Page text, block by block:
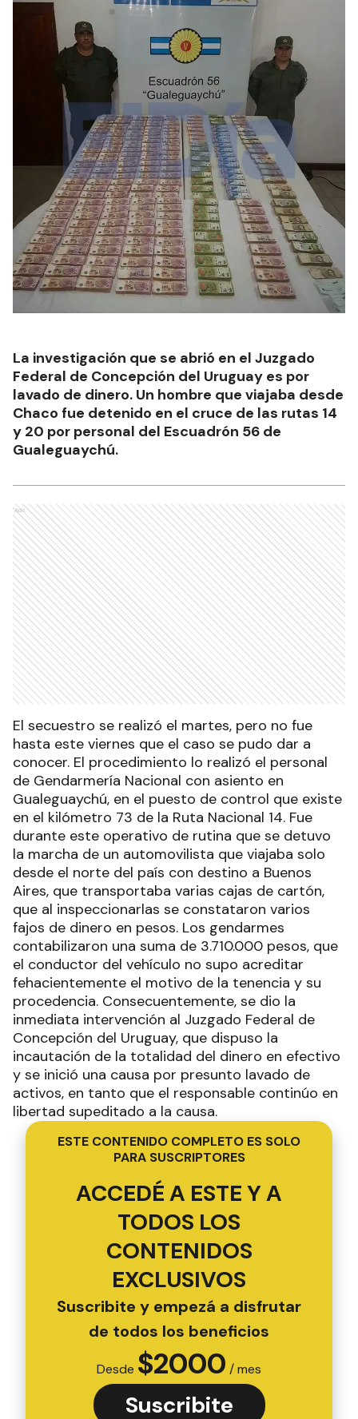
La investigación que se abrió en el Juzgado
Federal de Concepción del Uruguay es por
lavado de dinero. Un hombre que viajaba desde
Chaco fue detenido en el cruce de las rutas 14
y 20 por personal del Escuadrón 56 de
Gualeguaychú.
Ads
El secuestro se realizó el martes, pero no fue
hasta este viernes que el caso se pudo dar a
conocer. El procedimiento lo realizó el personal
de Gendarmería Nacional con asiento en
Gualeguaychú, en el puesto de control que existe
en el kilómetro 73 de la Ruta Nacional 14. Fue
durante este operativo de rutina que se detuvo
la marcha de un automovilista que viajaba solo
desde el norte del país con destino a Buenos
Aires, que transportaba varias cajas de cartón,
que al inspeccionarlas se constataron varios
fajos de dinero en pesos. Los gendarmes
contabilizaron una suma de 3.710.000 pesos, que
el conductor del vehículo no supo acreditar
fehacientemente el motivo de la tenencia y su
procedencia. Consecuentemente, se dio la
inmediata intervención al Juzgado Federal de
Concepción del Uruguay, que dispuso la
incautación de la totalidad del dinero en efectivo
y se inició una causa por presunto lavado de
activos, en tanto que el responsable continúo en
libertad supeditado a la causa.
ESTE CONTENIDO COMPLETO ES SOLO
PARA SUSCRIPTORES
ACCEDÉ A ESTE Y A
TODOS LOS
CONTENIDOS
EXCLUSIVOS
Suscribite y empezá a disfrutar
de todos los beneficios
Desde $2000 / mes
Suscribite